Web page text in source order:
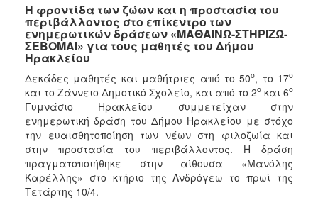
2022
2021
2020
2019
2018
2017
2016
2015
2013
Η φροντίδα των ζώων και η προστασία του
περιβάλλοντος στο επίκεντρο των
ενημερωτικών δράσεων «ΜΑΘΑΙΝΩ-ΣΤΗΡΙΖΩ-
ΣΕΒΟΜΑΙ» για τους μαθητές του Δήμου
Ηρακλείου
Δεκάδες μαθητές και μαθήτριες από το 50ο, το 17ο
και το Ζάννειο Δημοτικό Σχολείο, και από το 2οκαι 6ο
Γυμνάσιο Ηρακλείου συμμετείχαν στην
ενημερωτική δράση του Δήμου Ηρακλείου με στόχο
την ευαισθητοποίηση των νέων στη φιλοζωία και
στην προστασία του περιβάλλοντος. Η δράση
πραγματοποιήθηκε στην αίθουσα «Μανόλης
Καρέλλης» στο κτήριο της Ανδρόγεω το πρωί της
Τετάρτης 10/4.